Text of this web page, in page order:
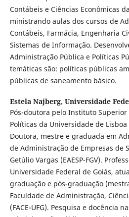
Contábeis e Ciências Econômicas
ministrando aulas dos cursos de
Contábeis, Farmácia, Engenharia
Sistemas de Informação.
Administração Pública e Políticas
temáticas são: políticas públicas
públicas de saneamento básico.
Estela Najberg, Universidade
Pós-doutora pelo Instituto Superior
Políticas da Universidade de Lisboa
Doutora, mestre e graduada em
de Administração de Empresas de
Getúlio Vargas (EAESP-FGV).
Universidade Federal de Goiás,
graduação e pós-graduação
Faculdade de Administração,
(FACE-UFG). Pesquisa e docência